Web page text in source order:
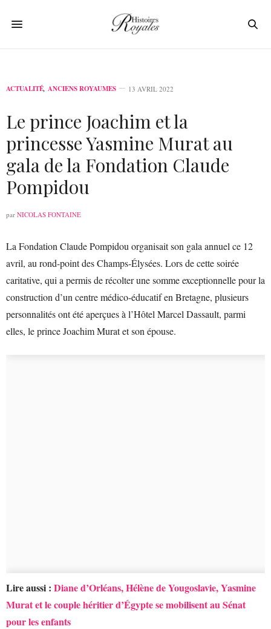
ACTUALITÉ, ANCIENS ROYAUMES 13 AVRIL 2022
Le prince Joachim et la
princesse Yasmine Murat au
gala de la Fondation Claude
Pompidou
par NICOLAS FONTAINE
La Fondation Claude Pompidou organisait son gala annuel ce 12
avril, au rond-point des Champs-Élysées. Lors de cette soirée
caritative, qui a permis de récolter une somme exceptionnelle pour la
construction d’un centre médico-éducatif en Bretagne, plusieurs
personnalités ont été aperçues à l’Hôtel Marcel Dassault, parmi
elles, le prince Joachim Murat et son épouse.
Lire aussi : Diane d’Orléans, Hélène de Yougoslavie, Yasmine
Murat et le couple héritier d’Égypte se mobilisent au Sénat
pour les enfants